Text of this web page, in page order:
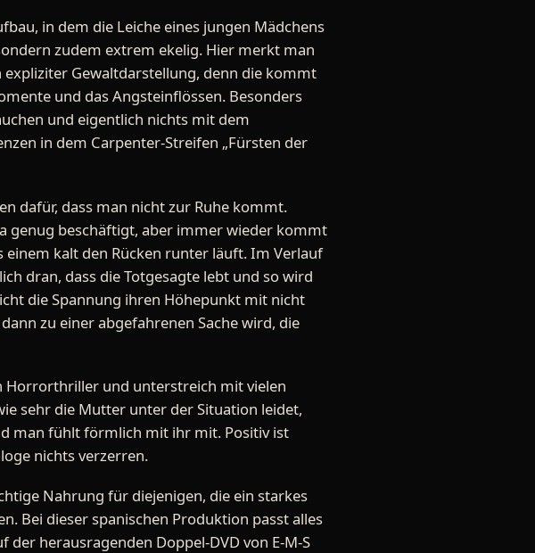
in dem die Leiche eines jungen Mädchens
zudem extrem ekelig. Hier merkt man
Gewaltdarstellung, denn die kommt
und das Angsteinflössen. Besonders
und eigentlich nichts mit dem
in dem Carpenter-Streifen „Fürsten der
dafür, dass man nicht zur Ruhe kommt.
genug beschäftigt, aber immer wieder kommt
einem kalt den Rücken runter läuft. Im Verlauf
dran, dass die Totgesagte lebt und so wird
die Spannung ihren Höhepunkt mit nicht
zu einer abgefahrenen Sache wird, die
Horrorthriller und unterstreich mit vielen
sehr die Mutter unter der Situation leidet,
man fühlt förmlich mit ihr mit. Positiv ist
nichts verzerren.
Nahrung für diejenigen, die ein starkes
Bei dieser spanischen Produktion passt alles
herausragenden Doppel-DVD von E-M-S